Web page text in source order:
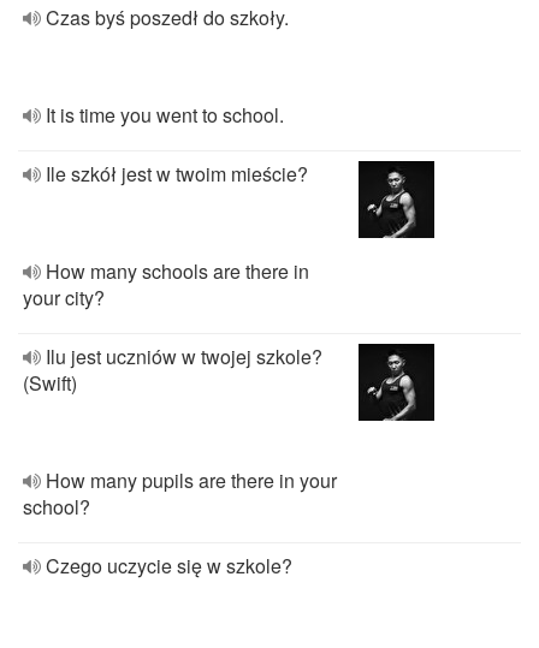
Czas byś poszedł do szkoły.
It is time you went to school.
Ile szkół jest w twoim mieście?
How many schools are there in
your city?
Ilu jest uczniów w twojej szkole?
(Swift)
How many pupils are there in your
school?
Czego uczycie się w szkole?